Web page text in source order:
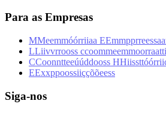
Para as Empresas
MMeemmóórriiaa EEmmpprreessaa
LLiivvrrooss ccoommeemmoorraatti
CCoonntteeúúddooss HHiissttóórrii
EExxppoossiiççõõeess
Siga-nos